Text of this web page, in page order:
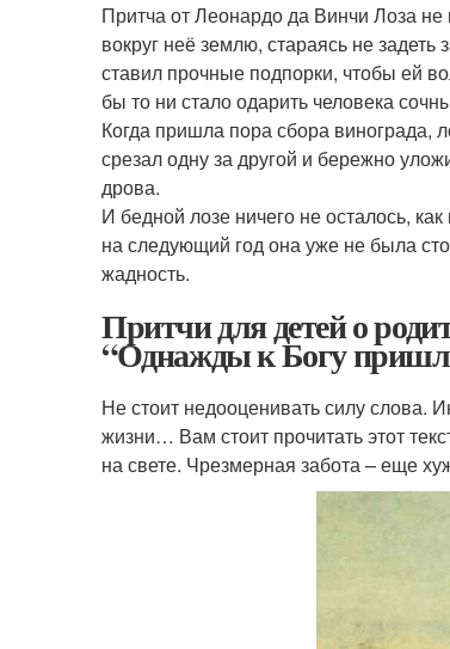
Притча от Леонардо да Винчи Лоза не
вокруг неё землю, стараясь не
ставил прочные подпорки, чтобы ей
бы то ни стало одарить человека
Когда пришла пора сбора винограда,
срезал одну за другой и бережно
дрова.
И бедной лозе ничего не осталось,
на следующий год она уже не была
жадность.
Притчи для детей о
“Однажды к Богу
Не стоит недооценивать силу слова.
жизни… Вам стоит прочитать этот
на свете. Чрезмерная забота – еще